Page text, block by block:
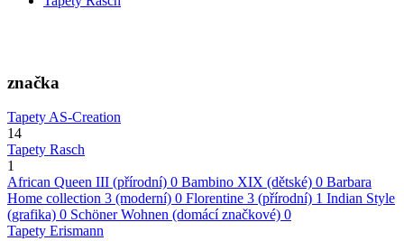
značka
Tapety AS-Creation
14
Tapety Rasch
1
African Queen III (přírodní) 0 Bambino XIX (dětské) 0 Barbara
Home collection 3 (moderní) 0 Florentine 3 (přírodní) 1 Indian Style
(grafika) 0 Schöner Wohnen (domácí značkové) 0
Tapety Erismann